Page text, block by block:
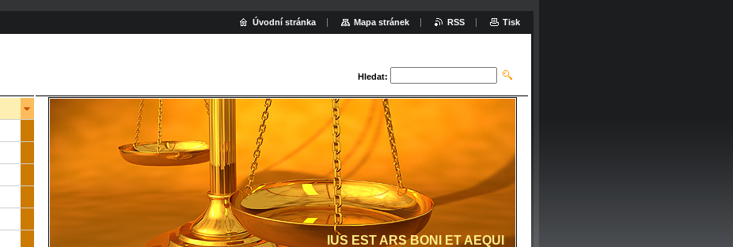
Hledat:
IUS EST ARS BONI ET AEQUI
Úvodní stránka Mapa stránek RSS Tisk